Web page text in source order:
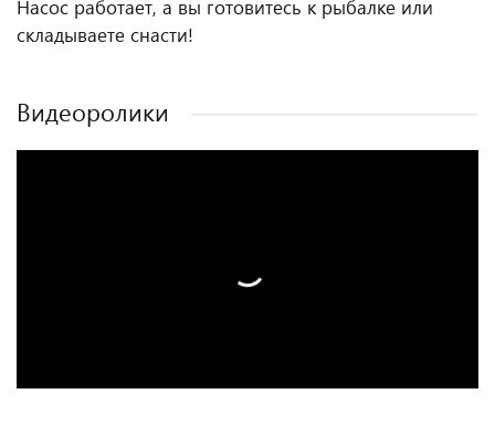
Насос работает, а вы готовитесь к рыбалке или
складываете снасти!
Видеоролики